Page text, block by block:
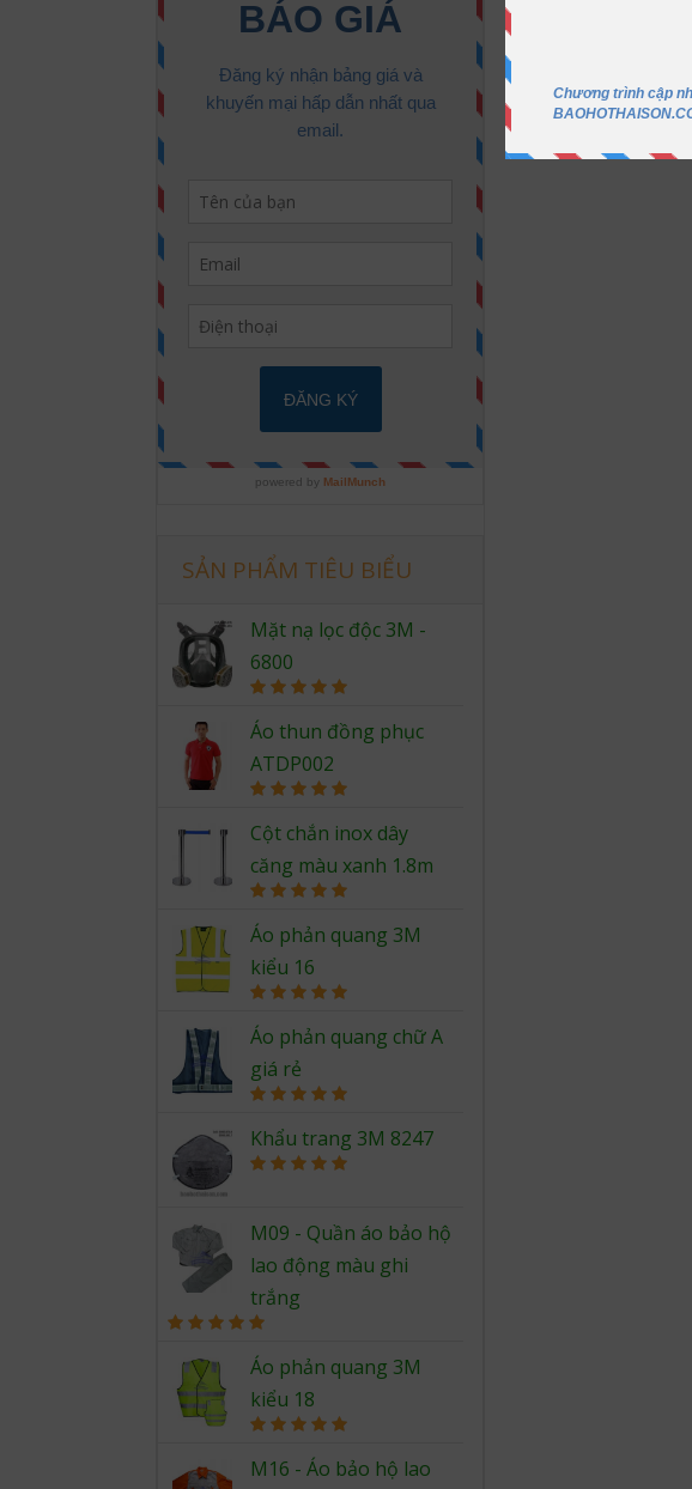
SẢN PHẨM TIÊU BIỂU
Mặt nạ lọc độc 3M -
6800
out of 5
Áo thun đồng phục
ATDP002
out of 5
Cột chắn inox dây
căng màu xanh 1.8m
out of 5
Áo phản quang 3M
kiểu 16
out of 5
Áo phản quang chữ A
giá rẻ
out of 5
Khẩu trang 3M 8247
M09 - Quần áo bảo hộ
lao động màu ghi
trắng
out of 5
Áo phản quang 3M
kiểu 18
out of 5
M16 - Áo bảo hộ lao